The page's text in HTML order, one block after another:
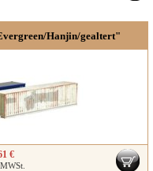
Hanjin/gealtert"
€